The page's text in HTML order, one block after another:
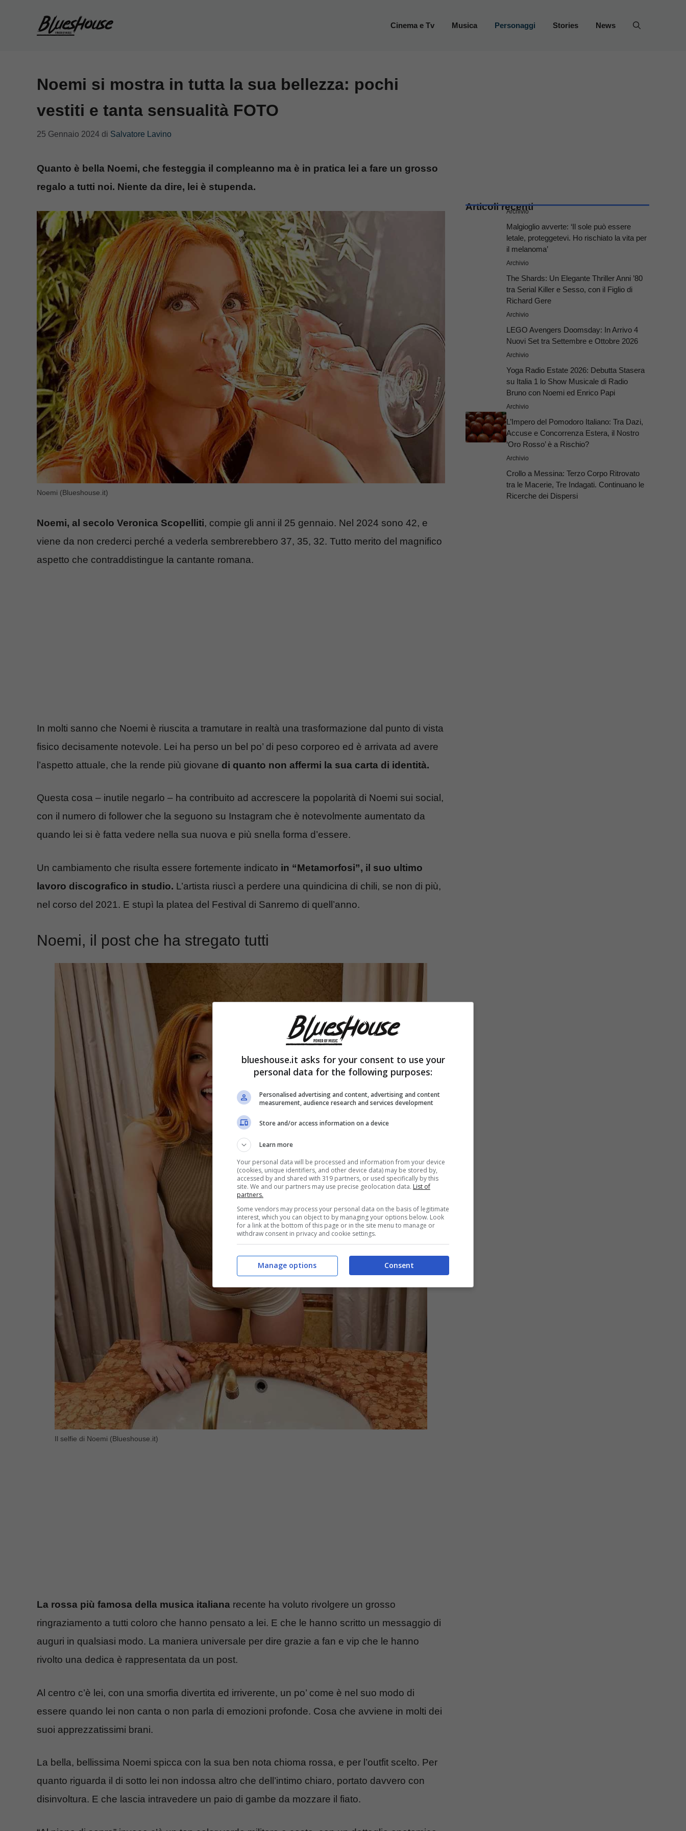
Cinema e Tv Musica Personaggi Stories News
Noemi si mostra in tutta la sua bellezza: pochi
vestiti e tanta sensualità FOTO
25 Gennaio 2024 di Salvatore Lavino
Quanto è bella Noemi, che festeggia il compleanno ma è in pratica lei a fare un grosso
regalo a tutti noi. Niente da dire, lei è stupenda.
Noemi (Blueshouse.it)
Noemi, al secolo Veronica Scopelliti, compie gli anni il 25 gennaio. Nel 2024 sono 42, e
viene da non crederci perché a vederla sembrerebbero 37, 35, 32. Tutto merito del magnifico
aspetto che contraddistingue la cantante romana.
In molti sanno che Noemi è riuscita a tramutare in realtà una trasformazione dal punto di vista
fisico decisamente notevole. Lei ha perso un bel po’ di peso corporeo ed è arrivata ad avere
l’aspetto attuale, che la rende più giovane di quanto non affermi la sua carta di identità.
Questa cosa – inutile negarlo – ha contribuito ad accrescere la popolarità di Noemi sui social,
con il numero di follower che la seguono su Instagram che è notevolmente aumentato da
quando lei si è fatta vedere nella sua nuova e più snella forma d’essere.
Un cambiamento che risulta essere fortemente indicato in “Metamorfosi”, il suo ultimo
lavoro discografico in studio. L’artista riuscì a perdere una quindicina di chili, se non di più,
nel corso del 2021. E stupì la platea del Festival di Sanremo di quell’anno.
Noemi, il post che ha stregato tutti
Il selfie di Noemi (Blueshouse.it)
La rossa più famosa della musica italiana recente ha voluto rivolgere un grosso
ringraziamento a tutti coloro che hanno pensato a lei. E che le hanno scritto un messaggio di
auguri in qualsiasi modo. La maniera universale per dire grazie a fan e vip che le hanno
rivolto una dedica è rappresentata da un post.
Al centro c’è lei, con una smorfia divertita ed irriverente, un po’ come è nel suo modo di
essere quando lei non canta o non parla di emozioni profonde. Cosa che avviene in molti dei
suoi apprezzatissimi brani.
La bella, bellissima Noemi spicca con la sua ben nota chioma rossa, e per l’outfit scelto. Per
quanto riguarda il di sotto lei non indossa altro che dell’intimo chiaro, portato davvero con
disinvoltura. E che lascia intravedere un paio di gambe da mozzare il fiato.
Articoli recenti
Archivio
Malgioglio avverte: ‘Il sole può essere
letale, proteggetevi. Ho rischiato la vita per
il melanoma’
Archivio
The Shards: Un Elegante Thriller Anni ’80
tra Serial Killer e Sesso, con il Figlio di
Richard Gere
Archivio
LEGO Avengers Doomsday: In Arrivo 4
Nuovi Set tra Settembre e Ottobre 2026
Archivio
Yoga Radio Estate 2026: Debutta Stasera
su Italia 1 lo Show Musicale di Radio
Bruno con Noemi ed Enrico Papi
Archivio
L’Impero del Pomodoro Italiano: Tra Dazi,
Accuse e Concorrenza Estera, il Nostro
‘Oro Rosso’ è a Rischio?
Archivio
Crollo a Messina: Terzo Corpo Ritrovato
tra le Macerie, Tre Indagati. Continuano le
Ricerche dei Dispersi
blueshouse.it asks for your consent to use your
personal data for the following purposes:
Personalised advertising and content, advertising and content
measurement, audience research and services development
Store and/or access information on a device
Learn more
Your personal data will be processed and information from your device
(cookies, unique identifiers, and other device data) may be stored by,
accessed by and shared with 319 partners, or used specifically by this
site. We and our partners may use precise geolocation data. List of
partners.
Some vendors may process your personal data on the basis of legitimate
interest, which you can object to by managing your options below. Look
for a link at the bottom of this page or in the site menu to manage or
withdraw consent in privacy and cookie settings.
Consent
Manage options